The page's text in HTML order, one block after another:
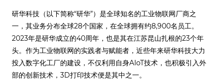
关于我们
研华科技（以下简称“研华”）是全球知名的工业物联网厂商之
一，其业务分布全球28个国家，在全球拥有约8,900名员工。
2023年是研华成立的40周年，也是其在江苏昆山扎根的23个年
头。作为工业物联网的实践者与赋能者，近些年来研华科技大力
投入数字化工厂的建设，不仅利用自身AIoT技术，也积极引入外
部的创新技术，3D打印技术便是其中之一。